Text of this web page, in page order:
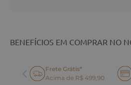
BENEFÍCIOS EM COMPRAR NO
Frete Grátis*
Acima de R$ 499,90